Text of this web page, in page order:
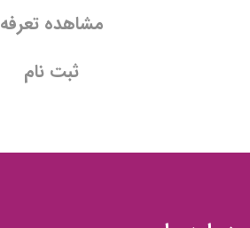
مشاهده تعرفه
ثبت نام